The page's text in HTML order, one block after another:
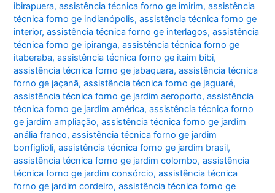
ibirapuera,assistência técnica forno ge imirim,assistência
técnica forno ge indianópolis,assistência técnica forno ge
interior,assistência técnica forno ge interlagos,assistência
técnica forno ge ipiranga,assistência técnica forno ge
itaberaba,assistência técnica forno ge itaim bibi,
assistência técnica forno ge jabaquara,assistência técnica
forno ge jaçanã,assistência técnica forno ge jaguaré,
assistência técnica forno ge jardim aeroporto,assistência
técnica forno ge jardim américa,assistência técnica forno
ge jardim ampliação,assistência técnica forno ge jardim
anália franco,assistência técnica forno ge jardim
bonfiglioli,assistência técnica forno ge jardim brasil,
assistência técnica forno ge jardim colombo,assistência
técnica forno ge jardim consórcio,assistência técnica
forno ge jardim cordeiro,assistência técnica forno ge